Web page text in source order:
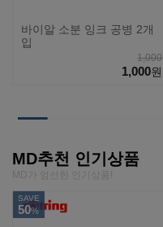
바이알 소분 잉크 공병 2개
입
1,000
1,000원
MD추천 인기상품
MD가 엄선한 인기상품!
SAVE
50%